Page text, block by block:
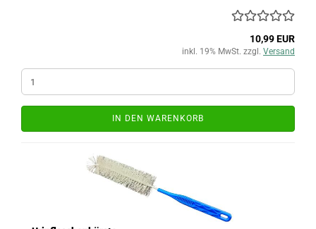
10,99 EUR
inkl. 19% MwSt. zzgl. Versand
IN DEN WARENKORB